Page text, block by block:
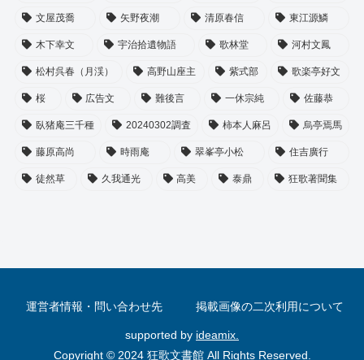
文屋茂喬 矢野夜潮 清原春信 東江源鱗
木下幸文 宇治拾遺物語 歌林堂 河村文鳳
松村呉春（月渓） 高野山座主 紫式部 歌楽亭好文
桜 広告文 難後言 一休宗純 佐藤恭
臥猪庵三千種 20240302調査 柿本人麻呂 烏亭焉馬
藤原高尚 時雨庵 翠峯亭小松 住吉廣行
徒然草 久我通光 高美 泰鼎 狂歌著聞集
運営者情報・問い合わせ先 掲載画像の二次利用について
supported by ideamix.
Copyright © 2024 狂歌文書館 All Rights Reserved.